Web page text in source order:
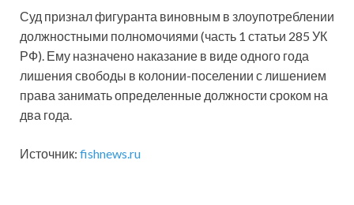
Суд признал фигуранта виновным в злоупотреблении
должностными полномочиями (часть 1 статьи 285 УК
РФ). Ему назначено наказание в виде одного года
лишения свободы в колонии-поселении с лишением
права занимать определенные должности сроком на
два года.
Источник: fishnews.ru